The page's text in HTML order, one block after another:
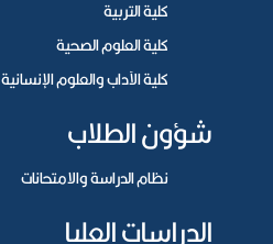
كلية التربية
كلية العلوم الصحية
كلية الآداب والعلوم الإنسانية
شؤون الطلاب
نظام الدراسة والامتحانات
الدراسات العليا